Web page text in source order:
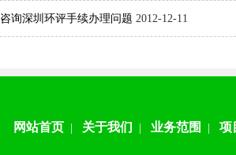
咨询深圳环评手续办理问题 2012-12-11
网站首页 关于我们 业务范围 项